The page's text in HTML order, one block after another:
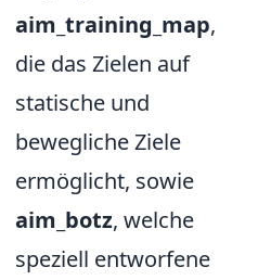
aim_training_map,
die das Zielen auf
statische und
bewegliche Ziele
ermöglicht, sowie
aim_botz, welche
speziell entworfene